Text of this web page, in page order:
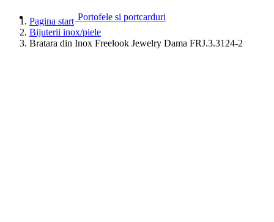
Portofele si portcarduri
Pagina start
Bijuterii inox/piele
Bratara din Inox Freelook Jewelry Dama FRJ.3.3124-2